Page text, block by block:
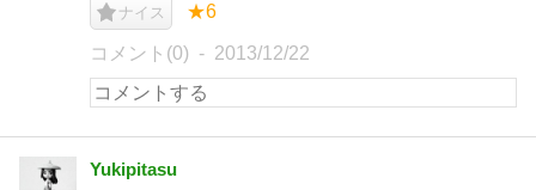
ナイス ★6
コメント(0) 2013/12/22
Yukipitasu